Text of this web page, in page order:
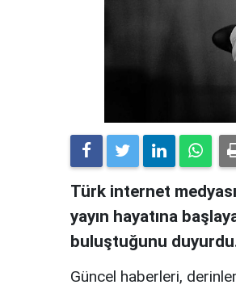
Türk internet
yayın hayatına
buluştuğunu
Güncel haberleri,